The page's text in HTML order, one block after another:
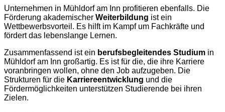
Unternehmen in Mühldorf am Inn profitieren ebenfalls. Die
Förderung akademischer Weiterbildung ist ein
Wettbewerbsvorteil. Es hilft im Kampf um Fachkräfte und
fördert das lebenslange Lernen.
Zusammenfassend ist ein berufsbegleitendes Studium in
Mühldorf am Inn großartig. Es ist für die, die ihre Karriere
voranbringen wollen, ohne den Job aufzugeben. Die
Strukturen für die Karriereentwicklung und die
Fördermöglichkeiten unterstützen Studierende bei ihren
Zielen.